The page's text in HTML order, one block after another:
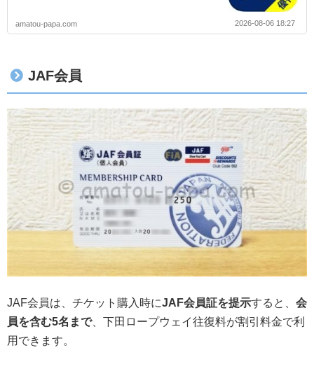
amatou-papa.com 2026-08-06 18:27
JAF会員
JAF会員は、チケット購入時にJAF会員証を提示すると、 会
員を含む5名まで、下田ロープウェイ往復料が割引料金で利
用できます。